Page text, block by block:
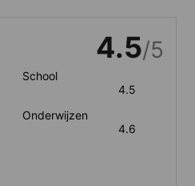
4.5/5
School
4.5
Onderwijzen
4.6